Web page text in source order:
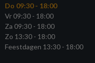
Do 09:30 - 18:00
Vr 09:30 - 18:00
Za 09:30 - 18:00
Zo 13:30 - 18:00
Feestdagen 13:30 - 18:00